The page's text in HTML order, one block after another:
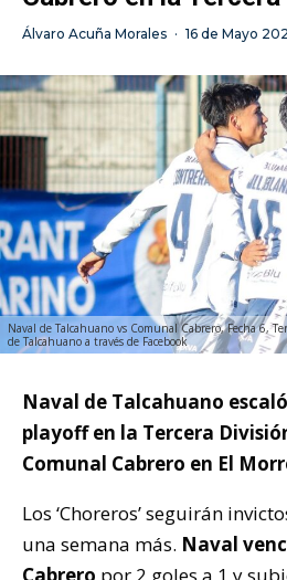
Álvaro Acuña Morales · 16 de Mayo
Naval de Talcahuano vs Comunal Cabrero, Fecha 6,
de Talcahuano a través de Facebook
Naval de Talcahuano
playoff en la Tercera
Comunal Cabrero en El
Los ‘Choreros’ seguirán
una semana más. Naval
Cabrero por 2 goles a 1 y